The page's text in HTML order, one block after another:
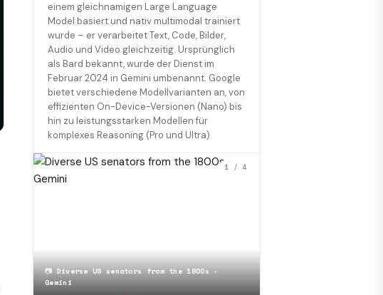
einem gleichnamigen Large Language
Model basiert und nativ multimodal trainiert
wurde – er verarbeitet Text, Code, Bilder,
Audio und Video gleichzeitig. Ursprünglich
als Bard bekannt, wurde der Dienst im
Februar 2024 in Gemini umbenannt. Google
bietet verschiedene Modellvarianten an, von
effizienten On-Device-Versionen (Nano) bis
hin zu leistungsstarken Modellen für
komplexes Reasoning (Pro und Ultra).
📷 Diverse US senators from the 1800s -
Gemini
1 / 4